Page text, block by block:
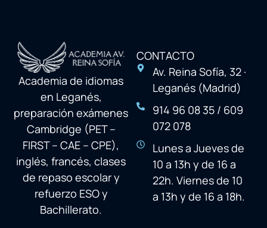
Academia de idiomas
en Leganés,
preparación exámenes
Cambridge (PET –
FIRST – CAE – CPE),
inglés, francés, clases
de repaso escolar y
refuerzo ESO y
Bachillerato.
CONTACTO
Av. Reina Sofía, 32 ·
Leganés (Madrid)
914 96 08 35 / 609
072 078
Lunes a Jueves de
10 a 13h y de 16 a
22h. Viernes de 10
a 13h y de 16 a 18h.